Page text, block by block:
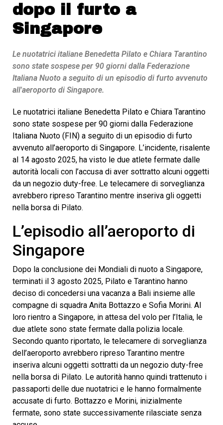
dopo il furto a
Singapore
Le nuotatrici italiane Benedetta Pilato e Chiara Tarantino
sono state sospese per 90 giorni dalla Federazione
Italiana Nuoto a seguito di un episodio di furto avvenuto
all'aeroporto di Singapore.
Le nuotatrici italiane Benedetta Pilato e Chiara Tarantino
sono state sospese per 90 giorni dalla Federazione
Italiana Nuoto (FIN) a seguito di un episodio di furto
avvenuto all’aeroporto di Singapore. L’incidente, risalente
al 14 agosto 2025, ha visto le due atlete fermate dalle
autorità locali con l’accusa di aver sottratto alcuni oggetti
da un negozio duty-free. Le telecamere di sorveglianza
avrebbero ripreso Tarantino mentre inseriva gli oggetti
nella borsa di Pilato.
L’episodio all’aeroporto di
Singapore
Dopo la conclusione dei Mondiali di nuoto a Singapore,
terminati il 3 agosto 2025, Pilato e Tarantino hanno
deciso di concedersi una vacanza a Bali insieme alle
compagne di squadra Anita Bottazzo e Sofia Morini. Al
loro rientro a Singapore, in attesa del volo per l’Italia, le
due atlete sono state fermate dalla polizia locale.
Secondo quanto riportato, le telecamere di sorveglianza
dell’aeroporto avrebbero ripreso Tarantino mentre
inseriva alcuni oggetti sottratti da un negozio duty-free
nella borsa di Pilato. Le autorità hanno quindi trattenuto i
passaporti delle due nuotatrici e le hanno formalmente
accusate di furto. Bottazzo e Morini, inizialmente
fermate, sono state successivamente rilasciate senza